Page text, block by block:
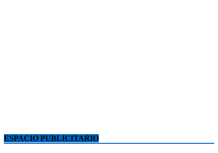
ESPACIO PUBLICITARIO